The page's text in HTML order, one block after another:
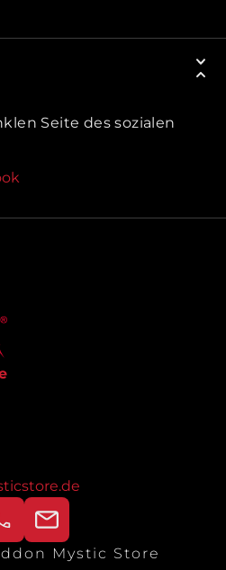
Seite des sozialen
Mystic Store